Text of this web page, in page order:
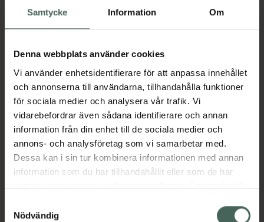
Samtycke Information Om
Denna webbplats använder cookies
Vi använder enhetsidentifierare för att anpassa innehållet
och annonserna till användarna, tillhandahålla funktioner
för sociala medier och analysera vår trafik. Vi
vidarebefordrar även sådana identifierare och annan
information från din enhet till de sociala medier och
annons- och analysföretag som vi samarbetar med.
Dessa kan i sin tur kombinera informationen med annan
information som du har tillhandahållit eller som de har
samlat in när du har använt deras tjänster. Samtycke till
återkalla ditt samtycke via webbplatsens
Nödvändig
I apotek: 1355,13 kr
Aktuella erbjudanden
Beskrivning Dölj
EAN:05714372009527